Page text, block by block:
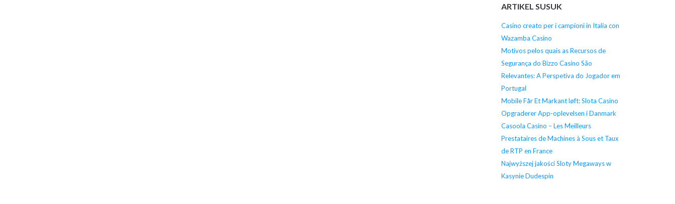
ARTIKEL SUSUK
Casino creato per i campioni in Italia con
Wazamba Casino
Motivos pelos quais as Recursos de
Segurança do Bizzo Casino São
Relevantes: A Perspetiva do Jogador em
Portugal
Mobile Får Et Markant løft: Slota Casino
Opgraderer App-oplevelsen i Danmark
Casoola Casino – Les Meilleurs
Prestataires de Machines à Sous et Taux
de RTP en France
Najwyższej jakości Sloty Megaways w
Kasynie Dudespin